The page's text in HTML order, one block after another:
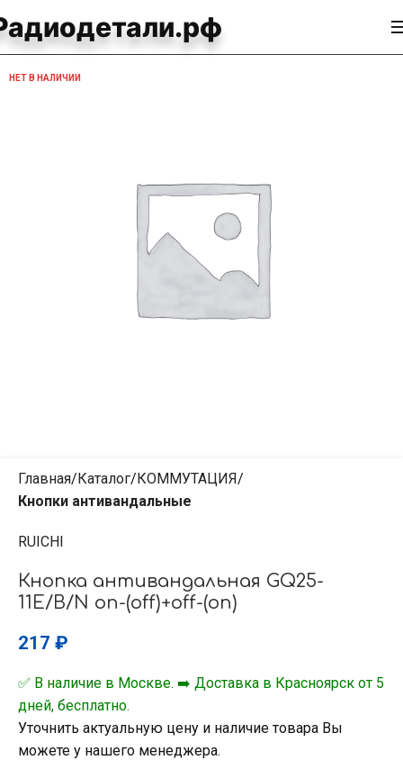
НЕТ В НАЛИЧИИ
Главная Каталог КОММУТАЦИЯ
Кнопки антивандальные
RUICHI
Кнопка антивандальная GQ25-
11E/B/N on-(off)+off-(on)
217 ₽
✅ В наличие в Москве. ➡️ Доставка в Красноярск от 5
дней, бесплатно.
Уточнить актуальную цену и наличие товара Вы
можете у нашего менеджера.